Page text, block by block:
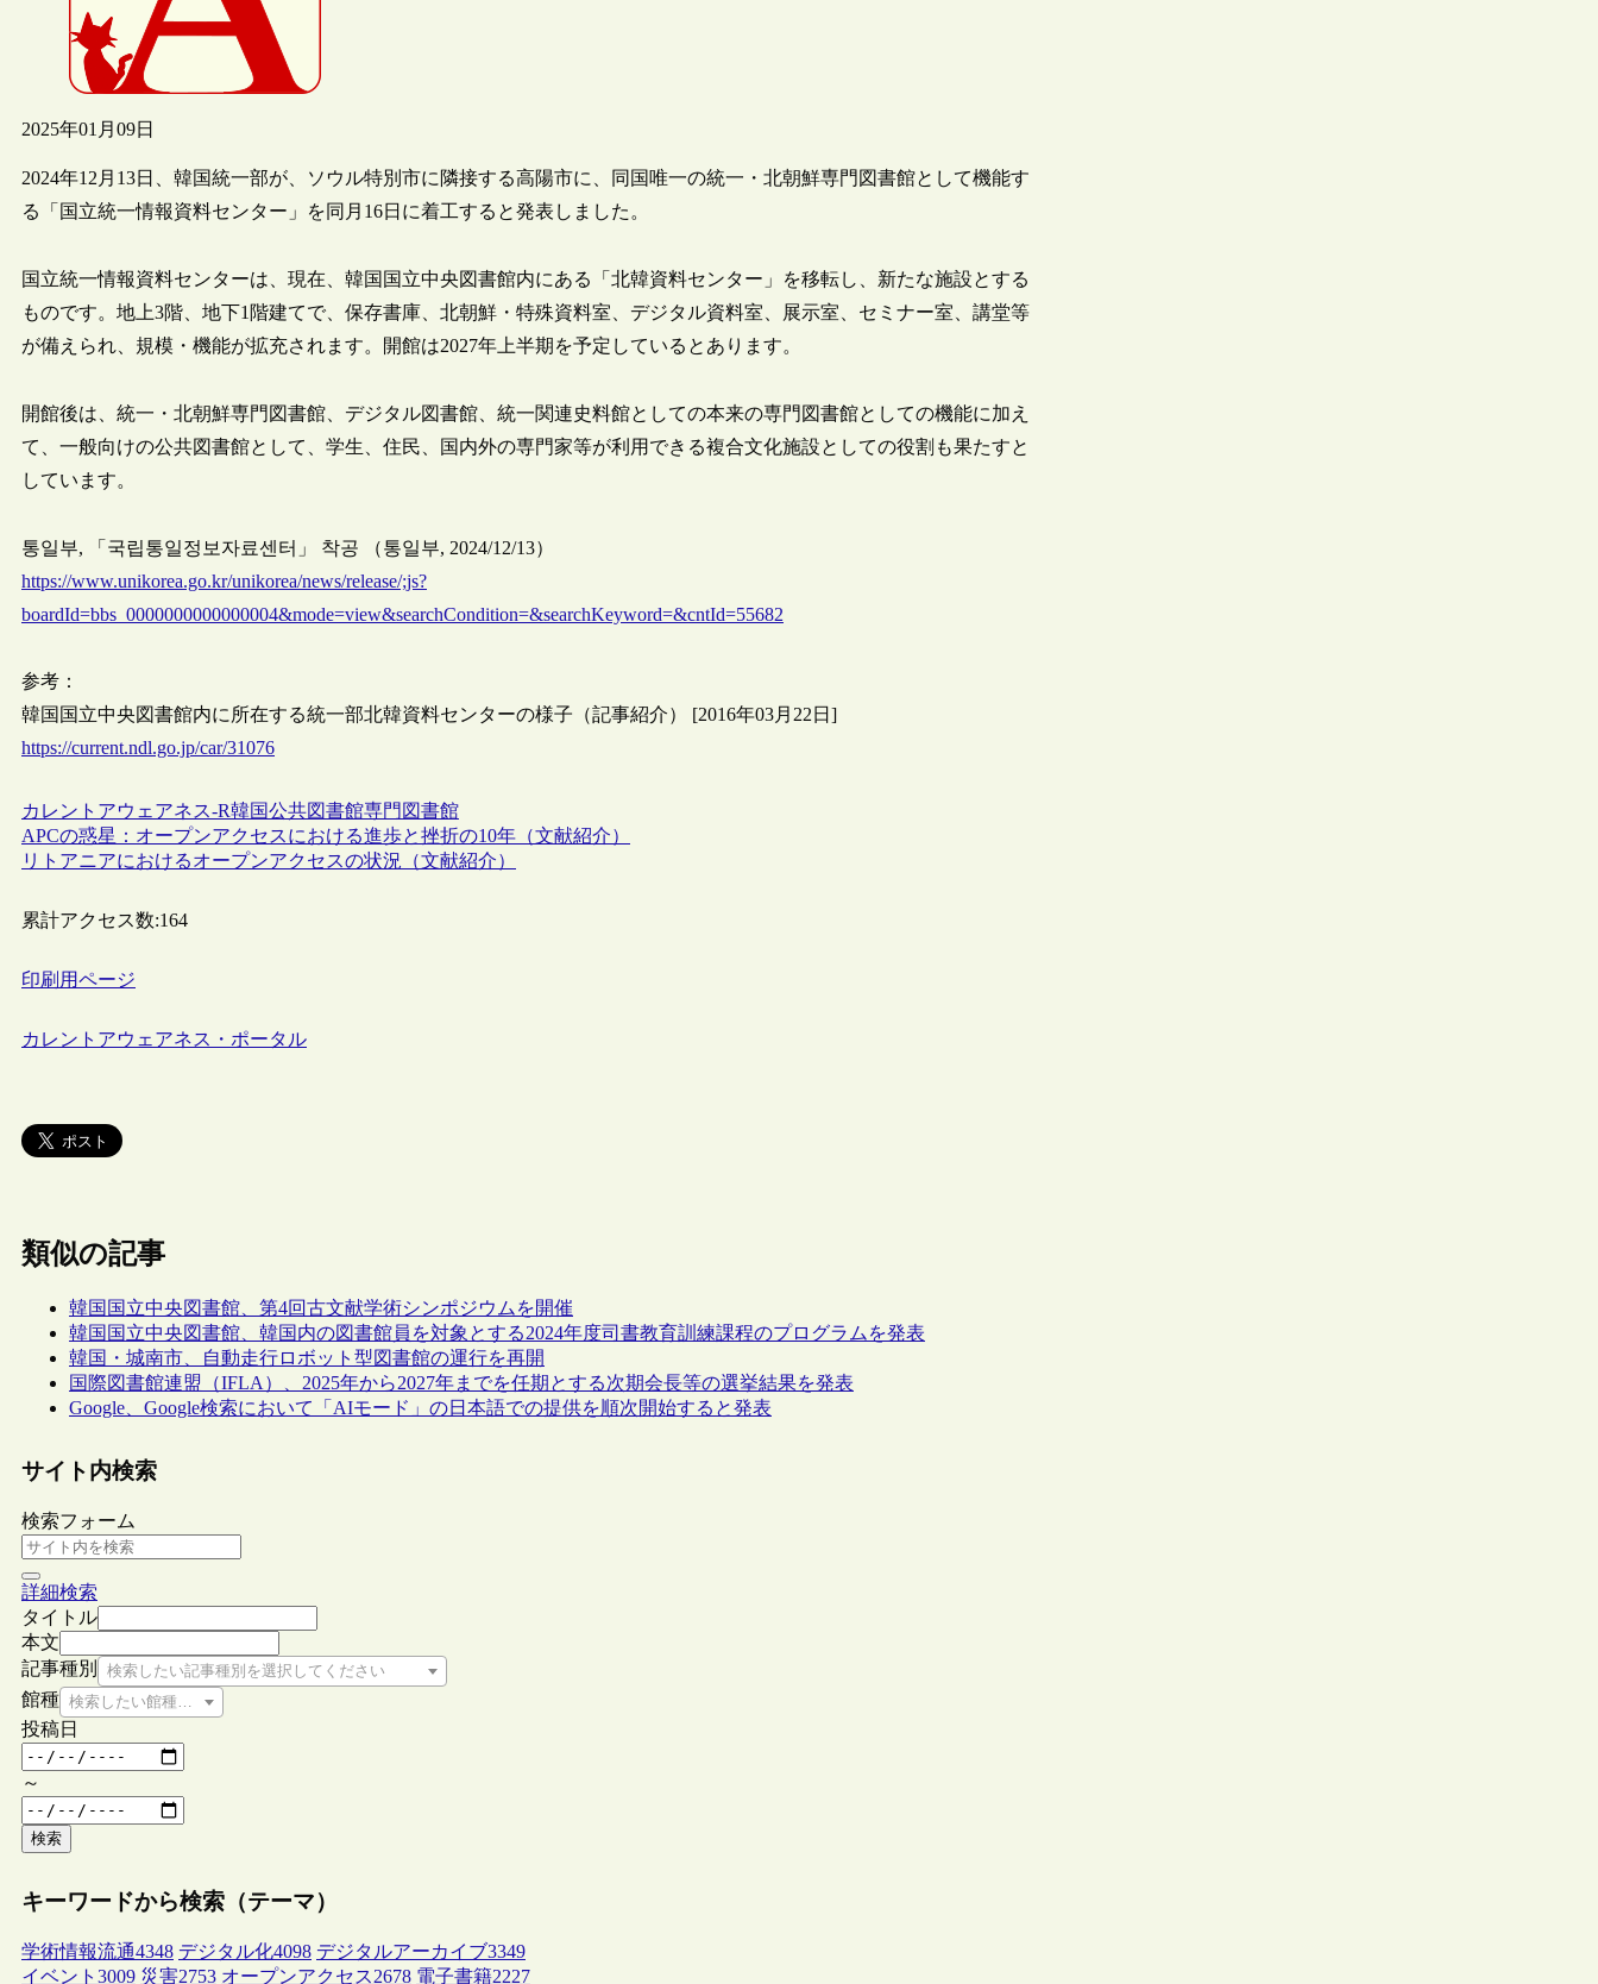
2025年01月09日
2024年12月13日、韓国統一部が、ソウル特別市に隣接する高陽市に、同国唯一の統一・北朝鮮専門図書館として機能す
る「国立統一情報資料センター」を同月16日に着工すると発表しました。
国立統一情報資料センターは、現在、韓国国立中央図書館内にある「北韓資料センター」を移転し、新たな施設とする
ものです。地上3階、地下1階建てで、保存書庫、北朝鮮・特殊資料室、デジタル資料室、展示室、セミナー室、講堂等
が備えられ、規模・機能が拡充されます。開館は2027年上半期を予定しているとあります。
開館後は、統一・北朝鮮専門図書館、デジタル図書館、統一関連史料館としての本来の専門図書館としての機能に加え
て、一般向けの公共図書館として、学生、住民、国内外の専門家等が利用できる複合文化施設としての役割も果たすと
しています。
통일부, 「국립통일정보자료센터」 착공 （통일부, 2024/12/13）
https://www.unikorea.go.kr/unikorea/news/release/;js?
boardId=bbs_0000000000000004&mode=view&searchCondition=&searchKeyword=&cntId=55682
参考：
韓国国立中央図書館内に所在する統一部北韓資料センターの様子（記事紹介） [2016年03月22日]
https://current.ndl.go.jp/car/31076
カレントアウェアネス-R韓国公共図書館専門図書館
APCの惑星：オープンアクセスにおける進歩と挫折の10年（文献紹介）
リトアニアにおけるオープンアクセスの状況（文献紹介）
累計アクセス数:164
印刷用ページ
カレントアウェアネス・ポータル
類似の記事
韓国国立中央図書館、第4回古文献学術シンポジウムを開催
韓国国立中央図書館、韓国内の図書館員を対象とする2024年度司書教育訓練課程のプログラムを発表
韓国・城南市、自動走行ロボット型図書館の運行を再開
国際図書館連盟（IFLA）、2025年から2027年までを任期とする次期会長等の選挙結果を発表
Google、Google検索において「AIモード」の日本語での提供を順次開始すると発表
サイト内検索
検索フォーム
詳細検索
タイトル
本文
記事種別
検索したい記事種別を選択してください
館種 検索したい館種を選択してください
投稿日
～
検索
キーワードから検索（テーマ）
学術情報流通4348 デジタル化4098 デジタルアーカイブ3349
イベント 3009 災害2753 オープンアクセス2678 電子書籍2227